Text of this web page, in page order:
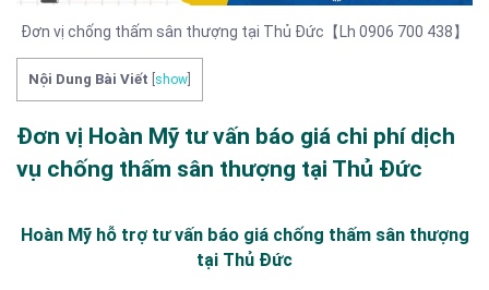
Đơn vị chống thấm sân thượng tại Thủ Đức【Lh 0906 700 438】
Nội Dung Bài Viết show
Đơn vị Hoàn Mỹ tư vấn báo giá chi phí dịch
vụ chống thấm sân thượng tại Thủ Đức
Hoàn Mỹ hỗ trợ tư vấn báo giá chống thấm sân thượng
tại Thủ Đức